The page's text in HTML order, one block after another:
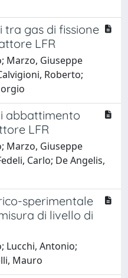
tra gas di fissione
LFR
Marzo, Giuseppe
Roberto;
abbattimento
LFR
Marzo, Giuseppe
Carlo; De Angelis,
sperimentale
di livello di
Lucchi, Antonio;
Mauro